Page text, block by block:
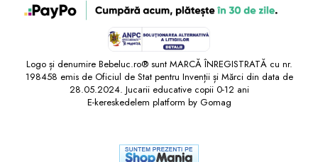
Logo și denumire Bebeluc.ro® sunt MARCĂ ÎNREGISTRATĂ cu nr.
198458 emis de Oficiul de Stat pentru Invenții și Mărci din data de
28.05.2024. Jucarii educative copii 0-12 ani
E-kereskedelem platform by Gomag